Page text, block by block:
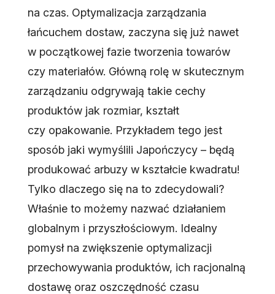
na czas. Optymalizacja zarządzania
łańcuchem dostaw, zaczyna się już nawet
w początkowej fazie tworzenia towarów
czy materiałów. Główną rolę w skutecznym
zarządzaniu odgrywają takie cechy
produktów jak rozmiar, kształt
czy opakowanie. Przykładem tego jest
sposób jaki wymyślili Japończycy – będą
produkować arbuzy w kształcie kwadratu!
Tylko dlaczego się na to zdecydowali?
Właśnie to możemy nazwać działaniem
globalnym i przyszłościowym. Idealny
pomysł na zwiększenie optymalizacji
przechowywania produktów, ich racjonalną
dostawę oraz oszczędność czasu